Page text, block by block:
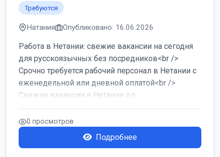
Требуются
Натания Опубликовано: 16.06.2026
Работа в Нетании: свежие вакансии на сегодня
для русскоязычных без посредников<br />
Срочно требуется рабочий персонал в Нетании с
еженедельной или дневной оплатой<br />
Свежие вакансии в Нетании дл...
0 просмотров
Подробнее